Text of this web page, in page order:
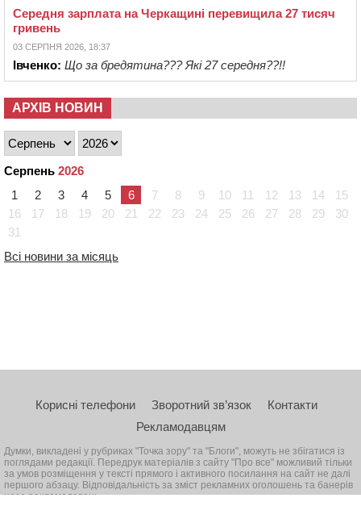
Середня зарплата на Черкащині перевищила 27 тисяч
гривень
03 СЕРПНЯ 2026, 18:37
Івченко: Що за бредятина??? Які 27 середня??!!
АРХІВ НОВИН
Серпень 2026
1
2 3 4 5 6 7 8 9 10 11 12 13 14
15
16
17 18 19 20 21 22 23 24 25 26 27 28 29
30
31
Всі новини за місяць
Корисні телефони Зворотний зв’язок
Контакти
Рекламодавцям
Думки, викладені у рубриках "Точка зору" та "Блоги", можуть не збігатися із
поглядами редакції. Передрук матеріалів з сайту "Про все" можливий тільки
за умов розміщення у тексті прямого і активного посилання на сайт не далі
першого абзацу. Відповідальність за зміст рекламних оголошень та банерів
несе рекламодавець